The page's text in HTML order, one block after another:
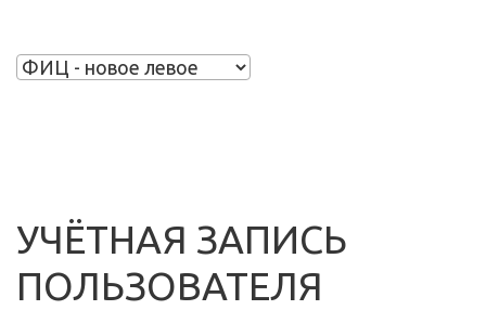
УЧЁТНАЯ ЗАПИСЬ
ПОЛЬЗОВАТЕЛЯ